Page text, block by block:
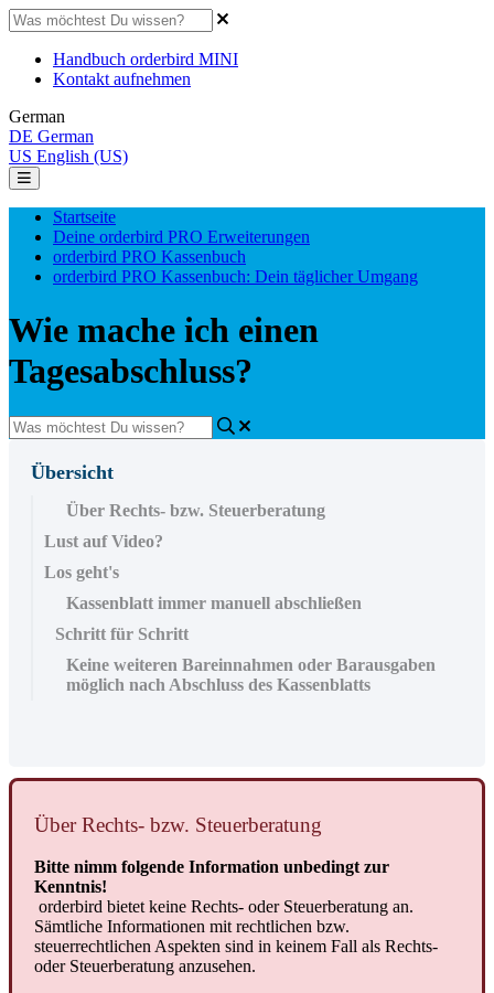
Handbuch orderbird MINI
Kontakt aufnehmen
German
DE German
US English (US)
Startseite
Deine orderbird PRO Erweiterungen
orderbird PRO Kassenbuch
orderbird PRO Kassenbuch: Dein täglicher Umgang
Wie mache ich einen
Tagesabschluss?
Übersicht
Über Rechts- bzw. Steuerberatung
Lust auf Video?
Los geht's
Kassenblatt immer manuell abschließen
Schritt für Schritt
Keine weiteren Bareinnahmen oder Barausgaben
möglich nach Abschluss des Kassenblatts
Über Rechts- bzw. Steuerberatung
Bitte nimm folgende Information unbedingt zur
Kenntnis!
orderbird bietet keine Rechts- oder Steuerberatung an.
Sämtliche Informationen mit rechtlichen bzw.
steuerrechtlichen Aspekten sind in keinem Fall als Rechts-
oder Steuerberatung anzusehen.